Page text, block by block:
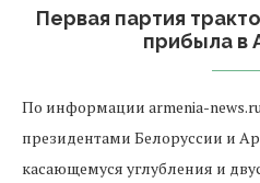
Первая партия
прибыла в
По информации armenia-
президентами Белоруссии и
касающемуся углубления и